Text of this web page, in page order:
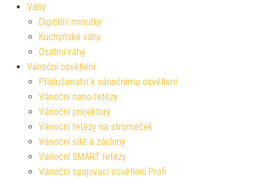
Váhy
Digitální minutky
Kuchyňské váhy
Osobní váhy
Vánoční osvětlení
Příslušenství k vánočnímu osvětlení
Vánoční nano řetězy
Vánoční projektory
Vánoční řetězy na stromeček
Vánoční sítě a záclony
Vánoční SMART řetězy
Vánoční spojovací osvětlení Profi